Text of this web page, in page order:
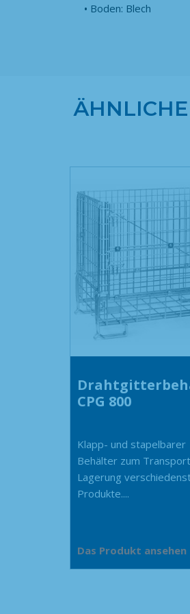
Boden: Blech
CPG 800
Klapp- und stapelbarer
Behälter zum
Lagerung
Produkte....
Das Produkt ansehen